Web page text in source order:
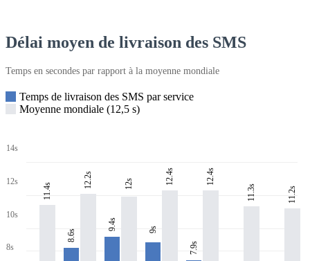
Délai moyen de livraison des SMS
Temps en secondes par rapport à la moyenne mondiale
Temps de livraison des SMS par service
Moyenne mondiale (12,5 s)
14s
12s
10s
8s
11.4s
8.6s
12.2s
9.4s
12s
9s
12.4s
7.9s
12.4s
11.3s 11.2s